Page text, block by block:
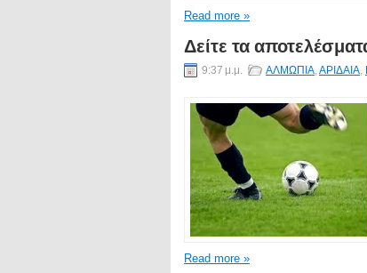
Read more »
Δείτε τα
9:37 μ.μ. ΑΛΜΩΠΙΑ,ΑΡΙΔΑΙΑ,
Read more »